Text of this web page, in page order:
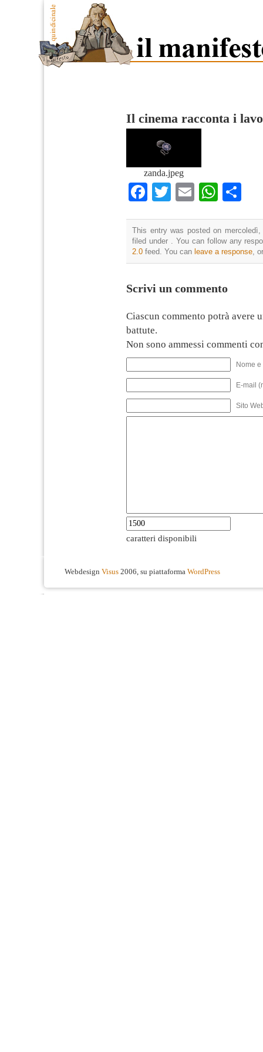
Il cinema racconta i
zanda.jpeg
Facebook
TwitterEmail
This entry was posted on
filed under . You can follow any
2.0 feed. You can leave a response,
Scrivi un commento
Ciascun commento potrà avere
battute.
Non sono ammessi commenti
Nome
E-mail
Sito
caratteri disponibili
Webdesign Visus 2006, su piattaforma WordPress